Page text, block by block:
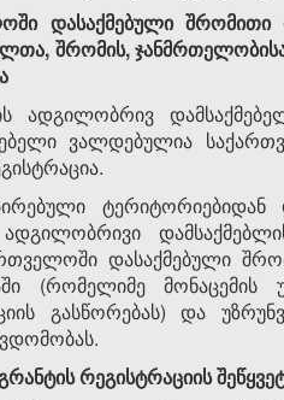
დასაქმებული შრომითი
შრომის,
ადგილობრივ
ვალდებულია
ადგილობრივი
დასაქმებული
(რომელიმე
გასწორებას) და
რეგისტრაციის